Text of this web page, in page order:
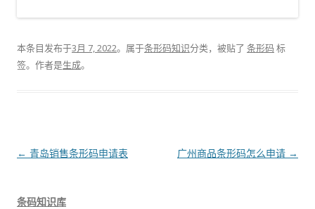
本条目发布于3月 7, 2022。属于条形码知识分类，被贴了 条形码 标
签。 作者是生成。
文
← 青岛销售条形码申请表 广州商品条形码怎么申请 →
条码知识库